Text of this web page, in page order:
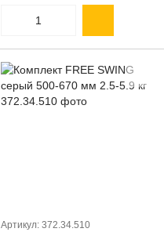
Артикул: 372.34.510